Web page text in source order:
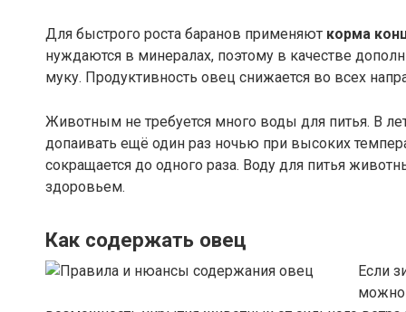
Для быстрого роста баранов применяют корма
нуждаются в минералах, поэтому в качестве
муку. Продуктивность овец снижается во всех
Животным не требуется много воды для питья. В
допаивать ещё один раз ночью при высоких
сокращается до одного раза. Воду для питья
здоровьем.
Как содержать овец
Если
можно